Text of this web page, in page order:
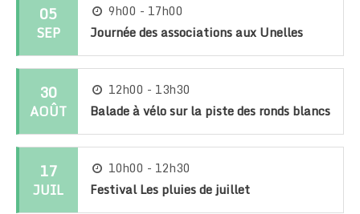
05
SEP
9h00 - 17h00
Journée des associations aux Unelles
30
AOÛT
12h00 - 13h30
Balade à vélo sur la piste des ronds blancs
17
JUIL
10h00 - 12h30
Festival Les pluies de juillet